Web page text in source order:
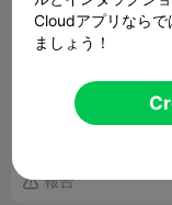
Grinch
Dr.
7.55MB
 報告
Cloudアプリならで
ましょう！